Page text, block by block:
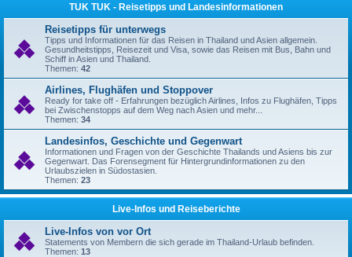
TUK TUK - Reisetipps und Landesinformationen
Reisetipps für unterwegs
Tipps und Informationen für das Reisen in Thailand und Asien allgemein.
Gesundheitstipps, Reisezeit und Visa, sowie das Reisen mit Bus, Bahn und
Schiff in Asien und Thailand.
Themen: 42
Airlines, Flughäfen und Stoppover
Ready for take off - Erfahrungen bezüglich Airlines, Infos zu Flughäfen, Tipps
bei Zwischenstopps auf dem Weg nach Asien und mehr...
Themen: 34
Landesinfos, Geschichte und Gegenwart
Informationen und Fragen von der Geschichte Thailands und Asiens bis zur
Gegenwart. Das Forensegment für Hintergrundinformationen zu den
Urlaubszielen in Südostasien.
Themen: 23
Live-Infos und Reiseberichte
Live-Infos von vor Ort
Statements von Membern die sich gerade im Thailand-Urlaub befinden.
Themen: 13